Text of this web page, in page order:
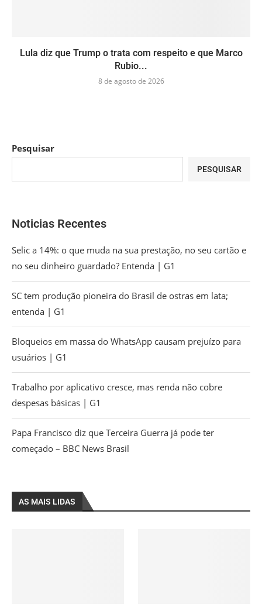
Lula diz que Trump o trata com respeito e que Marco
Rubio...
8 de agosto de 2026
Pesquisar
PESQUISAR
Noticias Recentes
Selic a 14%: o que muda na sua prestação, no seu cartão e
no seu dinheiro guardado? Entenda | G1
SC tem produção pioneira do Brasil de ostras em lata;
entenda | G1
Bloqueios em massa do WhatsApp causam prejuízo para
usuários | G1
Trabalho por aplicativo cresce, mas renda não cobre
despesas básicas | G1
Papa Francisco diz que Terceira Guerra já pode ter
começado – BBC News Brasil
AS MAIS LIDAS